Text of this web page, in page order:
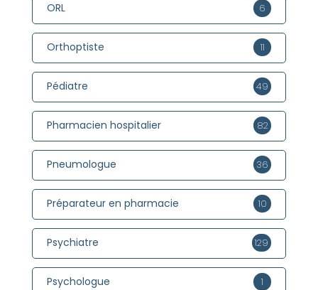
ORL 6
Orthoptiste 11
Pédiatre 49
Pharmacien hospitalier 82
Pneumologue 36
Préparateur en pharmacie 10
Psychiatre 129
Psychologue 1